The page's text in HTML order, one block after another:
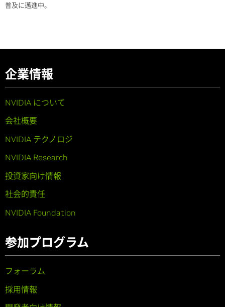
普及に邁進中。
企業情報
NVIDIA について
会社概要
NVIDIA テクノロジ
NVIDIA Research
投資家向け情報
社会的責任
NVIDIA Foundation
参加プログラム
フォーラム
採用情報